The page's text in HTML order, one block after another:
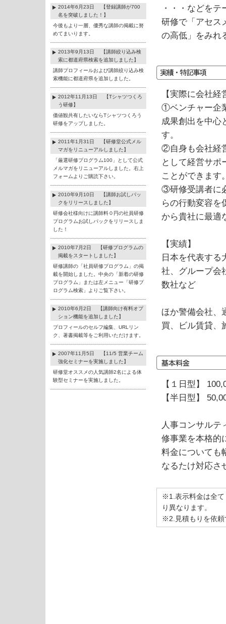
2014年6月23日 【登録講師が700
名を突破しました！】
今後もより一層、優秀な講師の掲載に努
めてまいります。
2013年9月13日 【講師絞り込み検
索に都道府県検索を追加しました】
講師プロフィールおよび講師絞り込み検
索機能に都道府県を追加しました。
2012年11月13日 【Tシャツつくろ
う研修】
価値観共有したいならTシャツつくろう
研修をアップしました。
2011年1月31日 【研修堂公式メル
マガをリニューアルしました】
「厳選研修プログラム100」として公式
メルマガをリニューアルしました。右上
フォームよりご購読下さい。
2010年9月10日 【講師お試しパッ
クをリリースしました】
研修会社様向けに講師料０円の社員研修
プログラムお試しパックをリリースしま
した！
2010年7月2日 【研修プログラムの
掲載をスタートしました】
研修講師の「社員研修プログラム」の掲
載を開始しました。中央の「新着の研修
プログラム」または左メニュー「研修プ
ログラム検索」よりご覧下さい。
2010年6月2日 【講師向け有料オプ
ション機能を追加しました】
プロフィールのセルフ編集、URLリン
ク、著書掲載等をご利用いただけます。
2007年11月5日 【11/5 営業チーム
強化セミナーを実施しました】
研修堂オススメの人気講師2名による体
験型セミナーを実施しました。
・・・などを
研修で「アセス
の高低」をみれ
【実際に会社
①ベンチャー企
成果創出を中心
す。
②自身も会社経
として経営サポ
ことができます
③研修受講者に
らの行動変容を
から貴社に最適
【実績】
日本を代表する
社、グループ会
数社など
ほか警備会社、
買、ビル賃貸、
【１日型】
【半日型】
人事コンサルテ
修事業を本格的
料金についても
なるたけ対応さ
※1.表示料金は全て
り異なります。
※2.見積もりを依頼